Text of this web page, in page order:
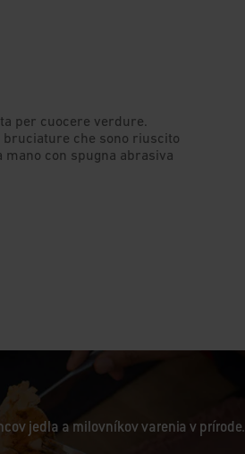
jedla a milovníkov varenia v prírode.